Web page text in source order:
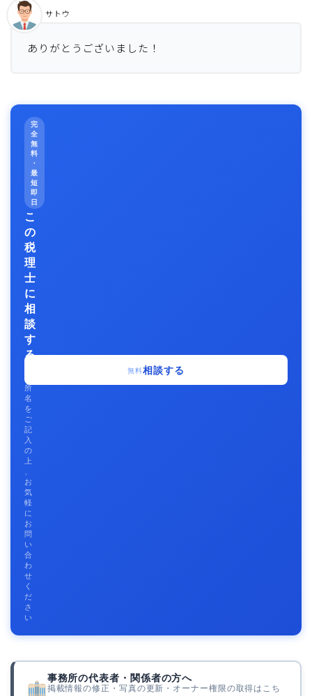
ありがとうございました！
サトウ
完
全
無
料
・
最
短
即
日
こ
の
税
理
士
に
相
談
す
る
所
名
を
ご
記
入
の
上
、
お
気
軽
に
お
問
い
合
わ
せ
く
だ
さ
い
無料相談する
事務所の代表者・関係者の方へ
掲載情報の修正・写真の更新・オーナー権限の取得はこち